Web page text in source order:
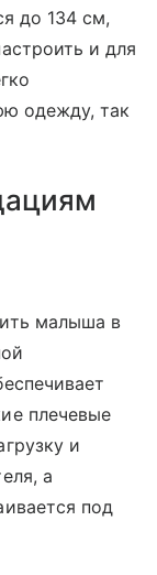
до 134 см,
и для
одежду, так
малыша в
плечевые
и
а
под